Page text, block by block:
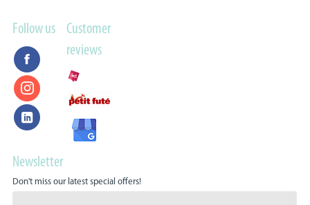
Follow us
Customer
reviews
Newsletter
Don't miss our latest special offers!